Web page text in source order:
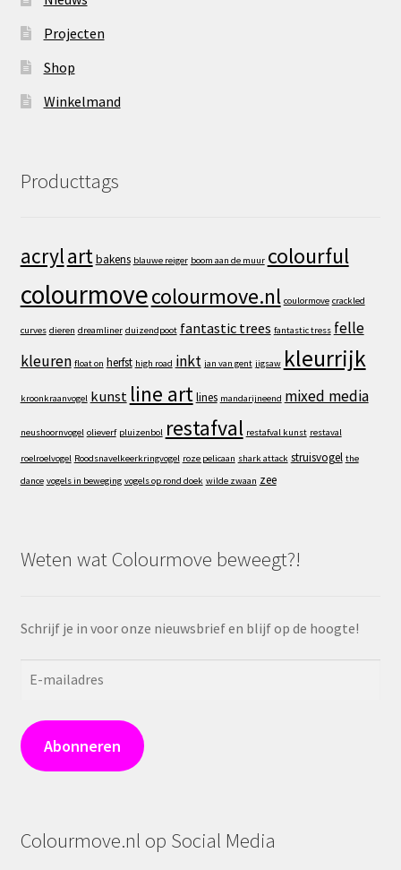
Projecten
Shop
Winkelmand
Producttags
acrylartbakens blauwe reiger boom aan de muur colourful
colourmovecolourmove.nl coulormove crackled
curves dieren dreamliner duizendpoot fantastic trees fantastic tress felle
kleuren float on herfst high road inkt jan van gent jigsaw kleurrijk
kroonkraanvogel kunst line artlines mandarijneend mixed media
neushoornvogel olieverf pluizenbol restafval restafval kunst restaval
roelroelvogel Roodsnavelkeerkringvogel roze pelicaan shark attack struisvogel the
dance vogels in beweging vogels op rond doek wilde zwaan zee
Weten wat Colourmove beweegt?!
Schrijf je in voor onze nieuwsbrief en blijf op de hoogte!
Abonneren
Colourmove.nl op Social Media